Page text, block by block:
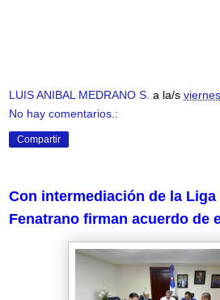
LUIS ANIBAL MEDRANO S. a la/s
No hay comentarios.:
Compartir
Con intermediación de la
Fenatrano firman acuerdo de